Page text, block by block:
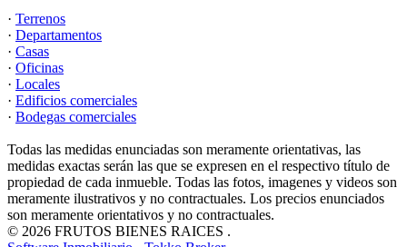
· Terrenos
· Departamentos
· Casas
· Oficinas
· Locales
· Edificios comerciales
· Bodegas comerciales
Todas las medidas enunciadas son meramente orientativas, las
medidas exactas serán las que se expresen en el respectivo título de
propiedad de cada inmueble. Todas las fotos, imagenes y videos son
meramente ilustrativos y no contractuales. Los precios enunciados
son meramente orientativos y no contractuales.
© 2026 FRUTOS BIENES RAICES .